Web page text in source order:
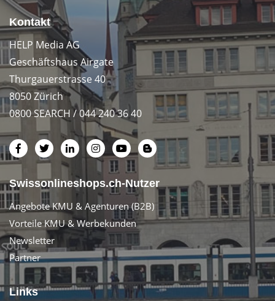
Kontakt
HELP Media AG
Geschäftshaus Airgate
Thurgauerstrasse 40
8050 Zürich
0800 SEARCH / 044 240 36 40
Swissonlineshops.ch-Nutzer
Angebote KMU & Agenturen (B2B)
Vorteile KMU & Werbekunden
Newsletter
Partner
Links